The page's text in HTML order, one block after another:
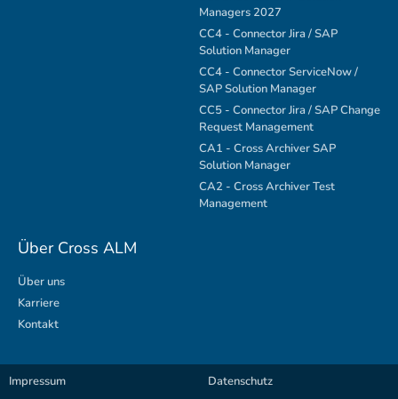
Managers 2027
CC4 - Connector Jira / SAP
Solution Manager
CC4 - Connector ServiceNow /
SAP Solution Manager
CC5 - Connector Jira / SAP Change
Request Management
CA1 - Cross Archiver SAP
Solution Manager
CA2 - Cross Archiver Test
Management
Über Cross ALM
Über uns
Karriere
Kontakt
Datenschutz
Impressum